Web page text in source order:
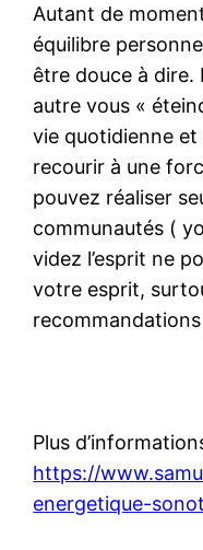
Autant de
équilibre
être douce à dire.
autre vous «
vie quotidienne
recourir à une
pouvez réaliser
communautés (
videz l’esprit ne
votre esprit,
recommandations
Plus
https://
energetique-